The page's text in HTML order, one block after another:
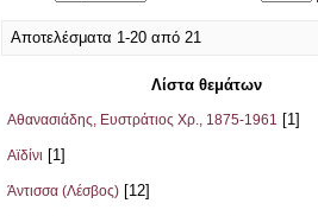
Αποτελέσματα 1-20 από 21
Λίστα θεμάτων
Αθανασιάδης, Ευστράτιος Χρ., 1875-1961 [1]
Αϊδίνι [1]
Άντισσα (Λέσβος) [12]